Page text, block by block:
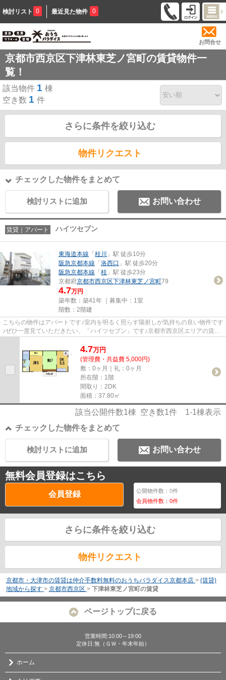
検討リスト 0 最近見た物件 0
お問合せ
京都市西京区下津林東芝ノ宮町の賃貸物件一
覧！
該当物件 1 棟
空き数 1 件
さらに条件を絞り込む
物件リクエスト
チェックした物件をまとめて
検討リストに追加 お問い合わせ
賃貸｜アパート ハイツセブン
東海道本線 「 桂川
」駅 徒歩10分
阪急京都本線 「 洛西口 」駅 徒歩20分
阪急京都本線 「 桂 」駅 徒歩23分
京都府京都市西京区下津林東芝ノ宮町79
4.7万円
築年数：築41年 ｜募集中： 1室
階数：2階建
こちらの物件はアパートです♪室内を明るく照らす陽射しが気持ちの良い物件です
♪ぜひ一度見ていただきたい、「ハイツセブン」です♪京都市西京区エリアの賃貸
4.7万円
(管理費・共益費 5,000円)
敷：0ヶ月｜礼：0ヶ月
所在階：1階
間取り：2DK
面積：37.80㎡
該当公開件数1棟 空き数1件 1-1棟表示
チェックした物件をまとめて
お問い合わせ
検討リストに追加
無料会員登録はこちら
会員登録 公開物件数：0件
会員物件数：0件
さらに条件を絞り込む
物件リクエスト
京都市・大津市の賃貸は仲介手数料無料のおうちパラダイス京都本店 > (賃貸)
地域から探す > 京都市西京区 > 下津林東芝ノ宮町の賃貸
ページトップに戻る
営業時間:10:00～19:00
定休日:無（ＧＷ・年末年始）
ホーム